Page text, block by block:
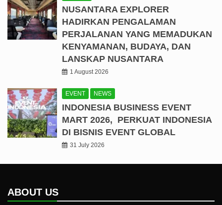
NUSANTARA EXPLORER
HADIRKAN PENGALAMAN
PERJALANAN YANG MEMADUKAN
KENYAMANAN, BUDAYA, DAN
LANSKAP NUSANTARA
1 August 2026
EVENT NEWS
INDONESIA BUSINESS EVENT
MART 2026, PERKUAT INDONESIA
DI BISNIS EVENT GLOBAL
31 July 2026
ABOUT US